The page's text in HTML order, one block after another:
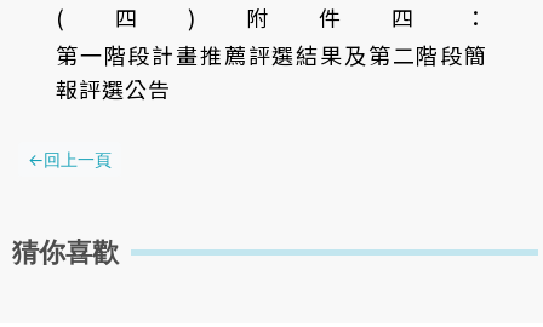
(四)附件四：
第一階段計畫推薦評選結果及第二階段簡
報評選公告
猜你喜歡